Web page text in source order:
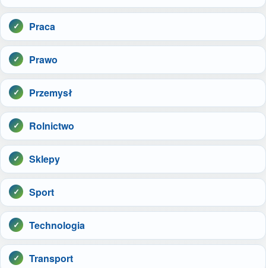
Praca
Prawo
Przemysł
Rolnictwo
Sklepy
Sport
Technologia
Transport